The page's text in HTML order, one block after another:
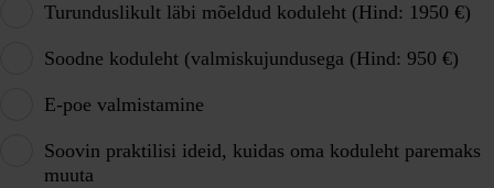
Turunduslikult läbi mõeldud koduleht (Hind: 1950 €)
Soodne koduleht (valmiskujundusega (Hind: 950 €)
E-poe valmistamine
Soovin praktilisi ideid, kuidas oma koduleht paremaks
muuta